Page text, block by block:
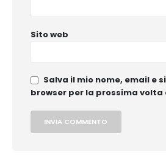
Sito web
Salva il mio nome, email e
browser per la prossima